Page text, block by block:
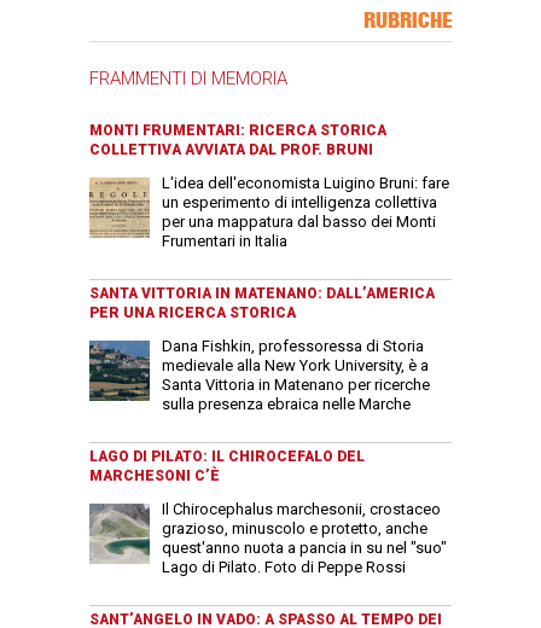
RUBRICHE
FRAMMENTI DI MEMORIA
MONTI FRUMENTARI: RICERCA STORICA
COLLETTIVA AVVIATA DAL PROF. BRUNI
L'idea dell'economista Luigino Bruni: fare
un esperimento di intelligenza collettiva
per una mappatura dal basso dei Monti
Frumentari in Italia
SANTA VITTORIA IN MATENANO: DALL’AMERICA
PER UNA RICERCA STORICA
Dana Fishkin, professoressa di Storia
medievale alla New York University, è a
Santa Vittoria in Matenano per ricerche
sulla presenza ebraica nelle Marche
LAGO DI PILATO: IL CHIROCEFALO DEL
MARCHESONI C’È
Il Chirocephalus marchesonii, crostaceo
grazioso, minuscolo e protetto, anche
quest'anno nuota a pancia in su nel "suo"
Lago di Pilato. Foto di Peppe Rossi
SANT’ANGELO IN VADO: A SPASSO AL TEMPO DEI